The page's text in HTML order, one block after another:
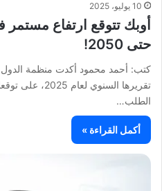
10 يوليو، 2025
أوبك تتوقع ارتفاع
حتى 2050!
كتب: أحمد محمود أكدت منظمة الدول
تقريرها السنوي
الطلب…
أكمل القراءة »